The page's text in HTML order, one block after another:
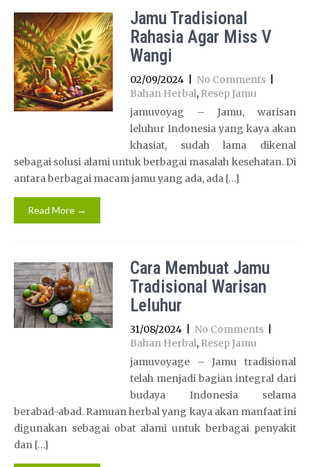
Jamu Tradisional
Rahasia Agar Miss V
Wangi
02/09/2024 No Comments
Bahan Herbal, Resep Jamu
jamuvoyag – Jamu, warisan
leluhur Indonesia yang kaya akan
khasiat, sudah lama dikenal
sebagai solusi alami untuk berbagai masalah kesehatan. Di
antara berbagai macam jamu yang ada, ada […]
Read More →
Cara Membuat Jamu
Tradisional Warisan
Leluhur
31/08/2024 No Comments
Bahan Herbal, Resep Jamu
jamuvoyage – Jamu tradisional
telah menjadi bagian integral dari
budaya Indonesia selama
berabad-abad. Ramuan herbal yang kaya akan manfaat ini
digunakan sebagai obat alami untuk berbagai penyakit
dan […]